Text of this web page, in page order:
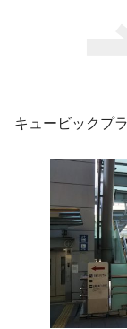
キュービックプ